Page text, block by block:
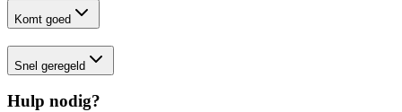
Komt goed
Snel geregeld
Hulp nodig?